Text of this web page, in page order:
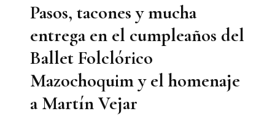
Pasos, tacones y mucha
entrega en el cumpleaños del
Ballet Folclórico
Mazochoquim y el homenaje
a Martín Vejar